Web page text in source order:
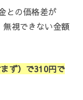
との価格差が
視できない金額
ず）で310円で